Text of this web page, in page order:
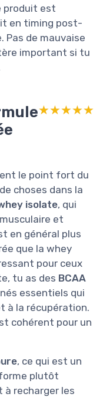
produit est
en timing post-
Pas de mauvaise
important si tu
★★★★★
★★★★★
le point fort du
choses dans la
isolate, qui
et
en général plus
que la whey
pour ceux
tu as des BCAA
essentiels qui
à la récupération.
cohérent pour un
, ce qui est un
plutôt
à recharger les